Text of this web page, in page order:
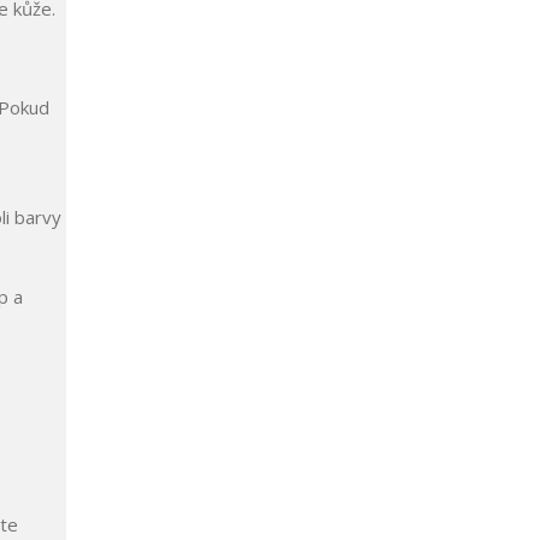
kůže.
barvy
a